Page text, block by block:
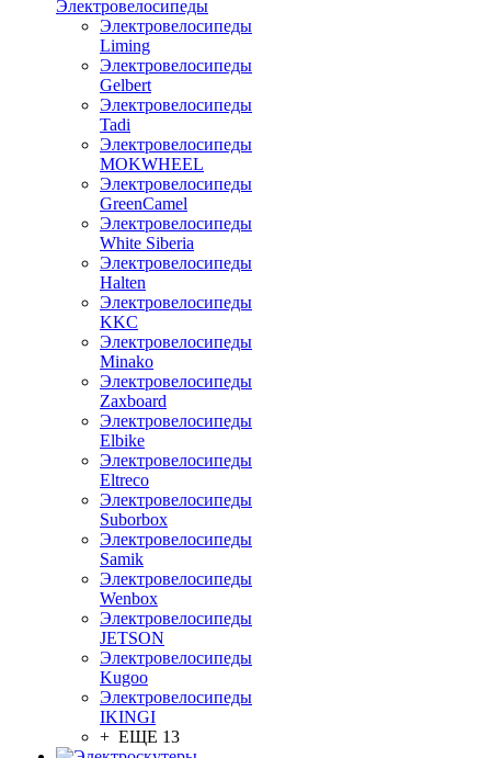
Электровелосипеды
Электровелосипеды
Liming
Электровелосипеды
Gelbert
Электровелосипеды
Tadi
Электровелосипеды
MOKWHEEL
Электровелосипеды
GreenCamel
Электровелосипеды
White Siberia
Электровелосипеды
Halten
Электровелосипеды
KKC
Электровелосипеды
Minako
Электровелосипеды
Zaxboard
Электровелосипеды
Elbike
Электровелосипеды
Eltreco
Электровелосипеды
Suborbox
Электровелосипеды
Samik
Электровелосипеды
Wenbox
Электровелосипеды
JETSON
Электровелосипеды
Kugoo
Электровелосипеды
IKINGI
+ ЕЩЕ 13